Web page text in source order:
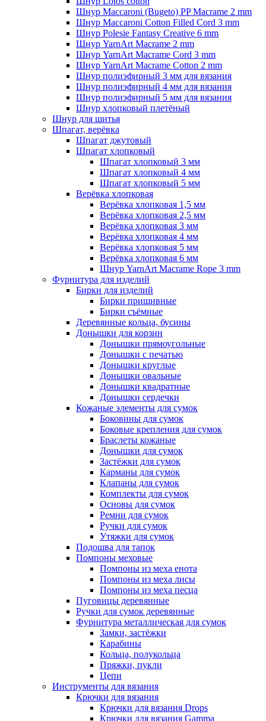
Шнур Maccaroni (Bugeto) PP Macrame 2 mm
Шнур Maccaroni Cotton Filled Cord 3 mm
Шнур Polesie Fantasy Creative 6 mm
Шнур YarnArt Macrame 2 mm
Шнур YarnArt Macrame Cord 3 mm
Шнур YarnArt Macrame Cotton 2 mm
Шнур полиэфирный 3 мм для вязания
Шнур полиэфирный 4 мм для вязания
Шнур полиэфирный 5 мм для вязания
Шнур хлопковый плетёный
Шнур для шитья
Шпагат, верёвка
Шпагат джутовый
Шпагат хлопковый
Шпагат хлопковый 3 мм
Шпагат хлопковый 4 мм
Шпагат хлопковый 5 мм
Верёвка хлопковая
Верёвка хлопковая 1,5 мм
Верёвка хлопковая 2,5 мм
Верёвка хлопковая 3 мм
Верёвка хлопковая 4 мм
Верёвка хлопковая 5 мм
Верёвка хлопковая 6 мм
Шнур YarnArt Macrame Rope 3 mm
Фурнитура для изделий
Бирки для изделий
Бирки пришивные
Бирки съёмные
Деревянные кольца, бусины
Донышки для корзин
Донышки прямоугольные
Донышки с печатью
Донышки круглые
Донышки овальные
Донышки квадратные
Донышки сердечки
Кожаные элементы для сумок
Боковины для сумок
Боковые крепления для сумок
Браслеты кожаные
Донышки для сумок
Застёжки для сумок
Карманы для сумок
Клапаны для сумок
Комплекты для сумок
Основы для сумок
Ремни для сумок
Ручки для сумок
Утяжки для сумок
Подошва для тапок
Помпоны меховые
Помпоны из меха енота
Помпоны из меха лисы
Помпоны из меха песца
Пуговицы деревянные
Ручки для сумок деревянные
Фурнитура металлическая для сумок
Замки, застёжки
Карабины
Кольца, полукольца
Пряжки, пукли
Цепи
Инструменты для вязания
Крючки для вязания
Крючки для вязания Drops
Крючки для вязания Gamma